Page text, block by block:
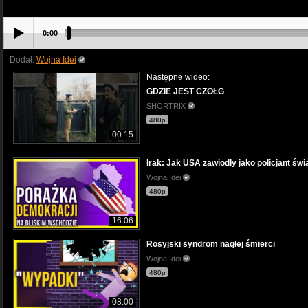
0:00
Dodał: Wojna Idei
00:15
Następne wideo:
GDZIE JEST CZOŁG
SHORTRIX
480p
16:06
Irak: Jak USA zawiodły jako policjant
Wojna Idei
480p
08:00
Rosyjski syndrom nagłej śmierci
Wojna Idei
480p